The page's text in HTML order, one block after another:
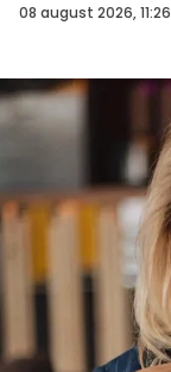
08 august 2026, 11:26